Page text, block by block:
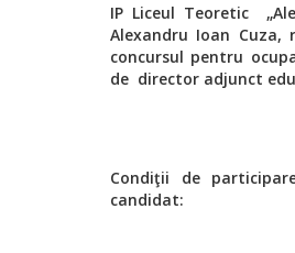
IP Liceul Teoretic
Alexandru Ioan Cuza,
concursul pentru
de director adjunct
Condiţii de
candidat: